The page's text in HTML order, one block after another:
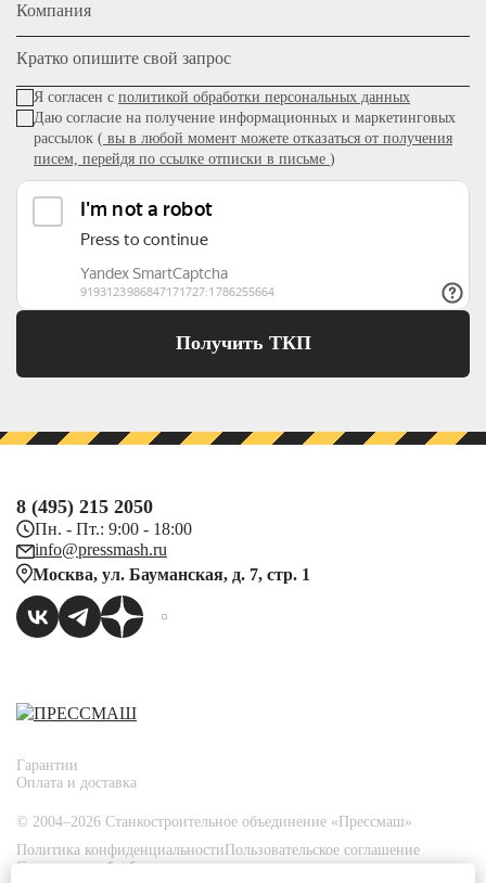
Компания
Кратко опишите свой запрос
Я согласен с политикой обработки персональных данных
Даю согласие на получение информационных и маркетинговых
рассылок ( вы в любой момент можете отказаться от получения
писем, перейдя по ссылке отписки в письме )
Получить ТКП
8 (495) 215 2050
Пн. - Пт.: 9:00 - 18:00
info@pressmash.ru
Москва, ул. Бауманская, д. 7, стр. 1
Гарантии
Оплата и доставка
© 2004–2026 Станкостроительное объединение «Прессмаш»
Политика конфиденциальностиПользовательское соглашение
Согласие на обработку персональных данных